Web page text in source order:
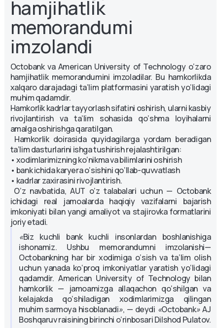
Aa -
Aa
Aa +
hamjihatlik
memorandumi
imzolandi
Octobank va American University of Technology o‘zaro
hamjihatlik memorandumini imzoladilar. Bu hamkorlikda
xalqaro darajadagi ta’lim platformasini yaratish yo‘lidagi
muhim qadamdir.
Hamkorlik kadrlar tayyorlash sifatini oshirish, ularni kasbiy
rivojlantirish va ta’lim sohasida qo‘shma loyihalarni
amalga oshirishga qaratilgan.
Hamkorlik doirasida quyidagilarga yordam beradigan
ta’lim dasturlarini ishga tushirish rejalashtirilgan:
• xodimlarimizning ko‘nikma va bilimlarini oshirish
• bank ichida karyera o‘sishini qo‘llab-quvvatlash
• kadrlar zaxirasini rivojlantirish.
O’z navbatida, AUT o‘z talabalari uchun — Octobank
ichidagi real jamoalarda haqiqiy vazifalarni bajarish
imkoniyati bilan yangi amaliyot va stajirovka formatlarini
joriy etadi.
«Biz kuchli bank kuchli insonlardan boshlanishiga
ishonamiz. Ushbu memorandumni imzolanishi—
Octobankning har bir xodimiga o‘sish va ta’lim olish
uchun yanada ko‘proq imkoniyatlar yaratish yo‘lidagi
qadamdir. American University of Technology bilan
hamkorlik — jamoamizga allaqachon qo‘shilgan va
kelajakda qo‘shiladigan xodimlarimizga qilingan
muhim sarmoya hisoblanadi», — deydi «Octobank»AJ
Boshqaruv raisining birinchi o‘rinbosari Dilshod Pulatov.